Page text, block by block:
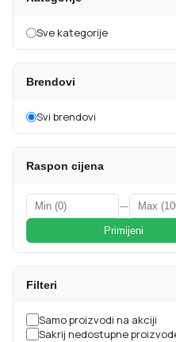
Sve kategorije
Brendovi
Svi brendovi
Raspon cijena
—
Primijeni
Filteri
Samo proizvodi na akciji
Sakrij nedostupne